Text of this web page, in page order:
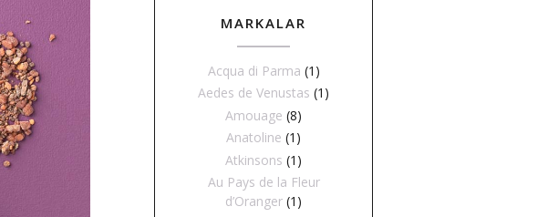
MARKALAR
Acqua di Parma (1)
Aedes de Venustas (1)
Amouage (8)
Anatoline (1)
Atkinsons (1)
Au Pays de la Fleur
d’Oranger (1)